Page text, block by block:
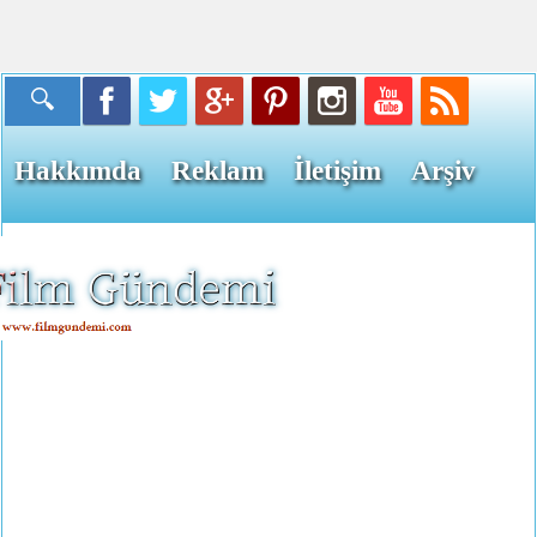
Hakkımda Reklam İletişim Arşiv